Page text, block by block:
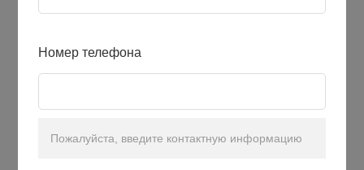
Номер телефона
Пожалуйста, введите контактную информацию